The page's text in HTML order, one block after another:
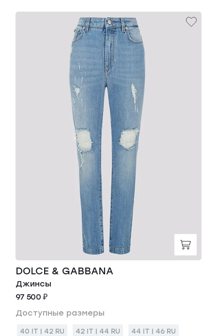
DOLCE & GABBANA
Джинсы
97 500 ₽
Доступные размеры
40 IT | 42 RU 42 IT | 44 RU 44 IT | 46 RU